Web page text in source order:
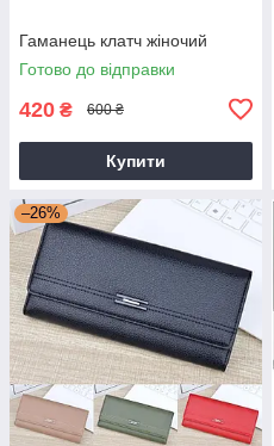
Гаманець клатч жіночий
Готово до відправки
420 ₴ 600 ₴
Купити
–26%